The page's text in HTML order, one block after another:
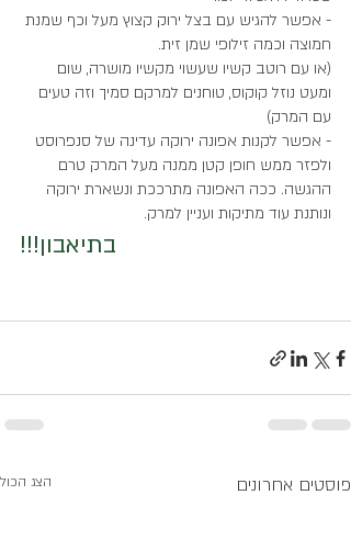
- אפשר להגיש עם בצל ירוק קצוץ מעל וכף שמנת
חמוצה וכמה זילופי שמן זית.
(או עם רוטב קשיו שעשוי מקשיו מושרה, שום
ומעט נוזל קוקוס, טוחנים למרקם סמיך וזה טעים
עם המרק)
- אפשר לקנות אפונה ירוקה עדינה של סנפרוסט
ולפזר ממש חופן קטן ממנה מעל המרק טרם
ההגשה. ככה האפונה מתרככת ונשארת ירוקה
ונותנת עוד מתיקות ועניין למרק.
בתיאבון!!!
פוסטים אחרונים הצג הכול